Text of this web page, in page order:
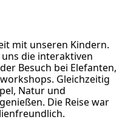
mit unseren Kindern.
die interaktiven
Besuch bei Elefanten,
Gleichzeitig
Natur und
Die Reise war